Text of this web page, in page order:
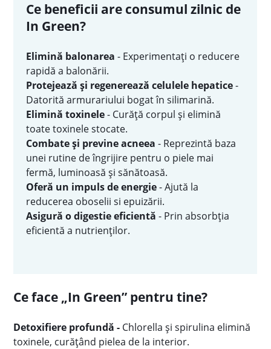
Ce beneficii are consumul zilnic de
In Green?
Elimină balonarea - Experimentați o reducere
rapidă a balonării.
Protejează și regenerează celulele hepatice-
Datorită armurariului bogat în silimarină.
Elimină toxinele - Curăță corpul și elimină
toate toxinele stocate.
Combate și previne acneea - Reprezintă baza
unei rutine de îngrijire pentru o piele mai
fermă, luminoasă și sănătoasă.
Oferă un impuls de energie- Ajută la
reducerea oboselii si epuizării.
Asigură o digestie eficientă - Prin absorbția
eficientă a nutrienților.
Ce face „In Green” pentru tine?
Detoxifiere profundă - Chlorella și spirulina elimină
toxinele, curățând pielea de la interior.